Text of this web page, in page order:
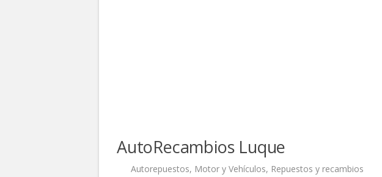
AutoRecambios Luque
Autorepuestos, Motor y Vehículos, Repuestos y recambios